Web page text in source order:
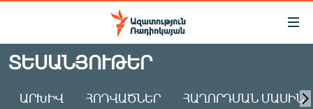
Մատչելիության
Անցնել
հիմնական
Անցնել
ԱԶԱՏՈՒԹՅՈՒՆ TV
ՀԱՅԱՍՏԱՆ
ՏԵՍԱՆՅՈՒԹԵՐ
ԱՐԽԻՎ ՀՈԴՎԱԾՆԵՐ ՀԱՂՈՐԴՄԱՆ ՄԱՍԻՆ